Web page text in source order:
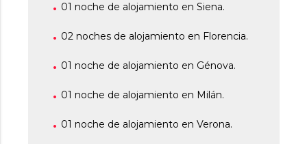
01 noche de alojamiento en Siena.
02 noches de alojamiento en Florencia.
01 noche de alojamiento en Génova.
01 noche de alojamiento en Milán.
01 noche de alojamiento en Verona.